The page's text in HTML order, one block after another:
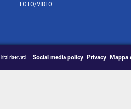
FOTO/VIDEO
riservati Social media policy Privacy Mappa